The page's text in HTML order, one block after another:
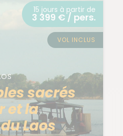
sacrés
et la
Laos
15 jours à partir de
3 399 € / pers.
VOL INCLUS